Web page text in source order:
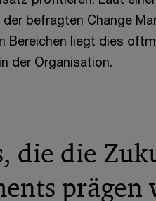
befragten Change
Bereichen liegt dies
der Organisation.
die die
prägen